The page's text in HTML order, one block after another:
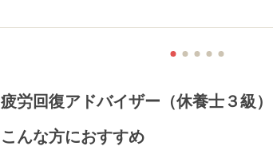
疲労回復アドバイザー（休養士
こんな方におすすめ